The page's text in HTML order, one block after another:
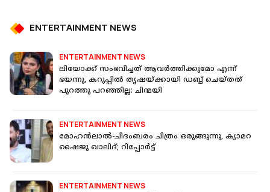
ENTERTAINMENT NEWS
ENTERTAINMENT NEWS
ലിയോക്ക് സംഭവിച്ചത് ആവർത്തിക്കുമോ എന്ന്
ഭയന്നു, കറുപ്പിൽ തൃഷയ്ക്കായി ഡബ്ബ് ചെയ്തത്
പുറത്തു പറഞ്ഞില്ല: ചിന്മയി
ENTERTAINMENT NEWS
മോഹൻലാൽ-ചിദംബരം ചിത്രം ഒരുങ്ങുന്നു, ക്യാമറ
ഷൈജു ഖാലിദ്; റിപ്പോർട്ട്
ENTERTAINMENT NEWS